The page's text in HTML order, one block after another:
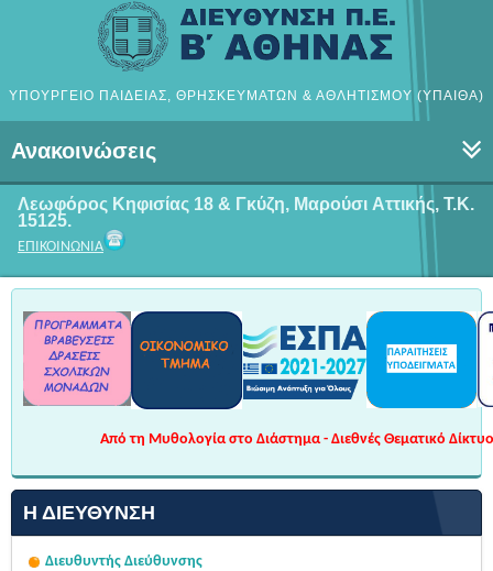
ΥΠΟΥΡΓΕΙΟ ΠΑΙΔΕΙΑΣ, ΘΡΗΣΚΕΥΜΑΤΩΝ & ΑΘΛΗΤΙΣΜΟΥ (ΥΠΑΙΘΑ)
Ανακοινώσεις
Λεωφόρος Κηφισίας 18 & Γκύζη, Μαρούσι Αττικής, Τ.Κ.
15125.
ΕΠΙΚΟΙΝΩΝΙΑ
Από τη Μυθολογία στο Διάστημα - Διεθνές Θεματικό
Η ΔΙΕΎΘΥΝΣΗ
Διευθυντής Διεύθυνσης